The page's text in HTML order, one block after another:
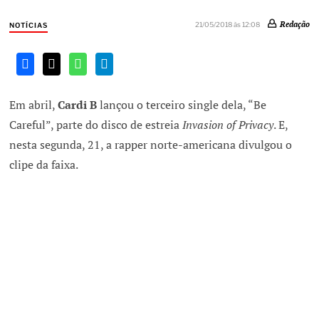
NOTÍCIAS 21/05/2018 às 12:08 Redação
Em abril,Cardi Blançou o terceiro single dela, “Be
Careful”, parte do disco de estreiaInvasion of Privacy. E,
nesta segunda, 21, a rapper norte-americana divulgou o
clipe da faixa.